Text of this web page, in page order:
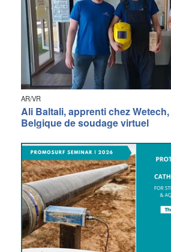
AR/VR
Ali Baltali, apprenti chez
Belgique de soudage virtuel